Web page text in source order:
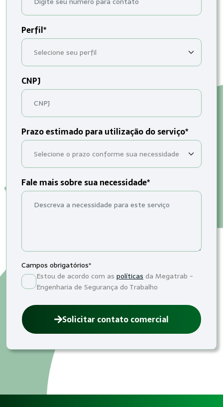
Perfil*
CNPJ
Prazo estimado para utilização do serviço*
Fale mais sobre sua necessidade*
Campos obrigatórios*
Estou de acordo com as políticas da Megatrab -
Engenharia de Segurança do Trabalho
Solicitar contato comercial